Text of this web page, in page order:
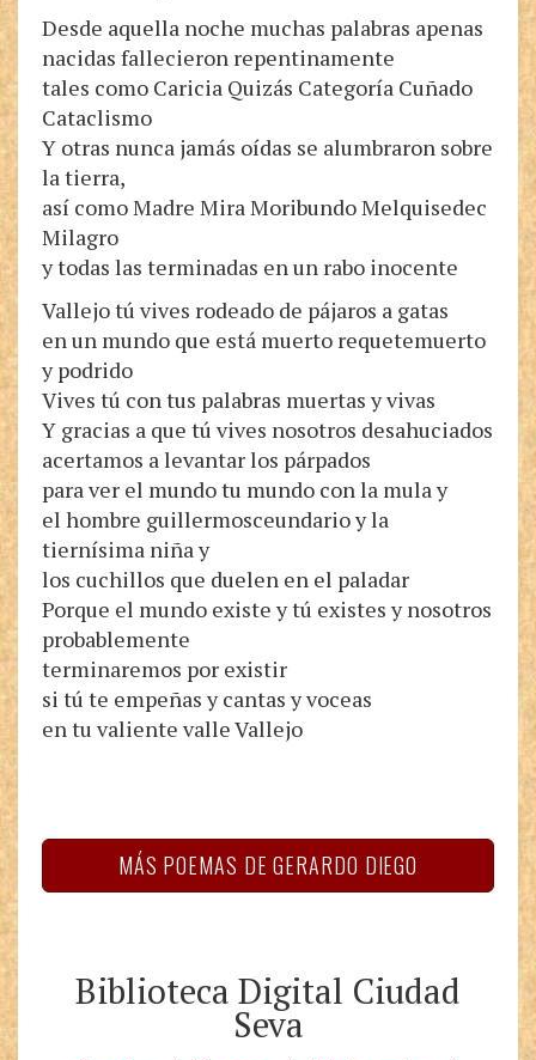
Desde aquella noche muchas palabras apenas
nacidas fallecieron repentinamente
tales como Caricia Quizás Categoría Cuñado
Cataclismo
Y otras nunca jamás oídas se alumbraron sobre
la tierra,
así como Madre Mira Moribundo Melquisedec
Milagro
y todas las terminadas en un rabo inocente
Vallejo tú vives rodeado de pájaros a gatas
en un mundo que está muerto requetemuerto
y podrido
Vives tú con tus palabras muertas y vivas
Y gracias a que tú vives nosotros desahuciados
acertamos a levantar los párpados
para ver el mundo tu mundo con la mula y
el hombre guillermosceundario y la
tiernísima niña y
los cuchillos que duelen en el paladar
Porque el mundo existe y tú existes y nosotros
probablemente
terminaremos por existir
si tú te empeñas y cantas y voceas
en tu valiente valle Vallejo
MÁS POEMAS DE GERARDO DIEGO
Biblioteca Digital Ciudad
Seva